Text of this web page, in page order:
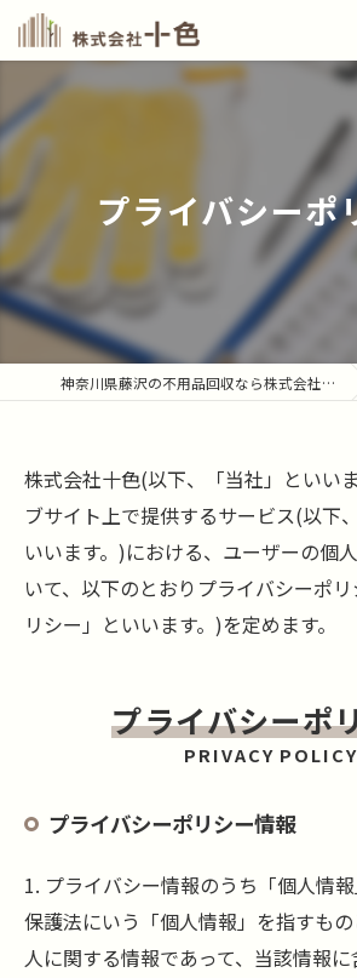
プライバシーポ
神奈川県藤沢の不用品回収なら株式会社十色
株式会社十色(以下、「当社」といい
ブサイト上で提供するサービス(以下
いいます。)における、ユーザーの個
いて、以下のとおりプライバシーポ
リシー」といいます。)を定めます。
プライバシーポ
PRIVACY POLICY
プライバシーポリシー情報
1. プライバシー情報のうち「個人情
保護法にいう「個人情報」を指すも
人に関する情報であって、当該情報